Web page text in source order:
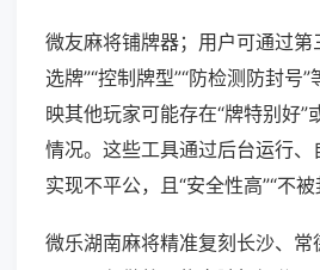
微友麻将铺牌器；用户可通过第
选牌”“控制牌型”“防检测防封号
映其他玩家可能存在“牌特别好”
情况。这些工具通过后台运行
实现不平公，且“安全性高”“不被
微乐湖南麻将精准复刻长沙、常